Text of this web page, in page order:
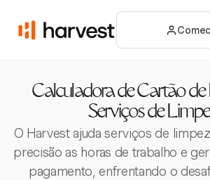
Calculadora de Cartão de
Serviços de
O Harvest ajuda serviços de
precisão as horas de trabalho e
pagamento, enfrentando o